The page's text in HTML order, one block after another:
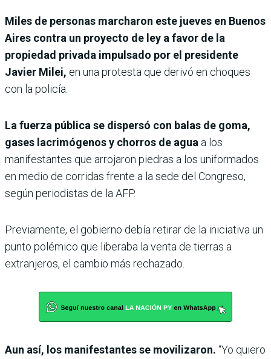
Miles de personas marcharon este jueves en Buenos
Aires contra un proyecto de ley a favor de la
propiedad privada impulsado por el presidente
Javier Milei, en una protesta que derivó en choques
con la policía.
La fuerza pública se dispersó con balas de goma,
gases lacrimógenos y chorros de agua a los
manifestantes que arrojaron piedras a los uniformados
en medio de corridas frente a la sede del Congreso,
según periodistas de la AFP.
Previamente, el gobierno debía retirar de la iniciativa un
punto polémico que liberaba la venta de tierras a
extranjeros, el cambio más rechazado.
Aun así, los manifestantes se movilizaron. “Yo quiero